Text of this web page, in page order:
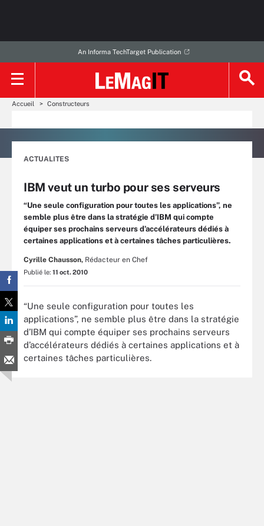
An Informa TechTarget Publication
Accueil Constructeurs
ACTUALITES
IBM veut un turbo pour ses serveurs
“Une seule configuration pour toutes les applications”, ne
semble plus être dans la stratégie d’IBM qui compte
équiper ses prochains serveurs d’accélérateurs dédiés à
certaines applications et à certaines tâches particulières.
Cyrille Chausson, Rédacteur en Chef
Publié le: 11 oct. 2010
“Une seule configuration pour toutes les
applications”, ne semble plus être dans la stratégie
d’IBM qui compte équiper ses prochains serveurs
d’accélérateurs dédiés à certaines applications et à
certaines tâches particulières.